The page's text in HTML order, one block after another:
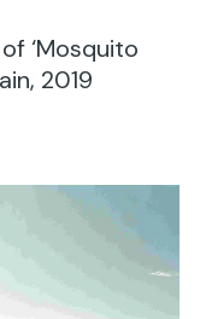
‘Mosquito
2019